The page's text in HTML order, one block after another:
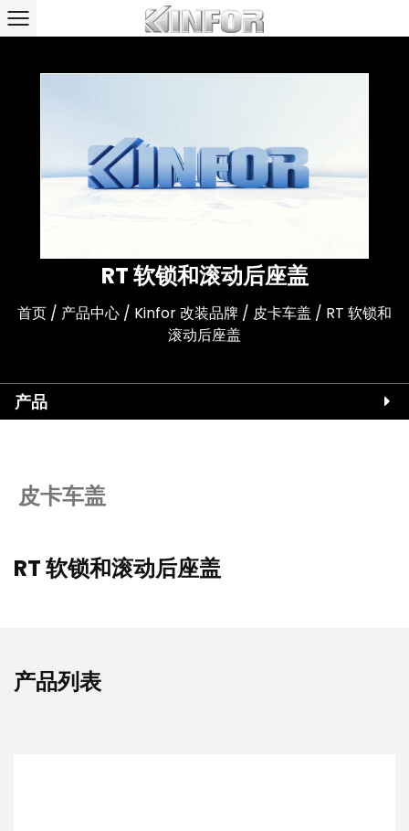
RT 软锁和滚动后座盖
首页 / 产品中心 / Kinfor 改装品牌 / 皮卡车盖 / RT 软锁和
滚动后座盖
产品
皮卡车盖
RT 软锁和滚动后座盖
产品列表